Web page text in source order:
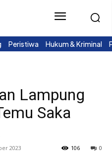
Peristiwa Hukum & Kriminal
Lampung
Saka
2023 0
106